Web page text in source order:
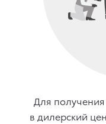
Для
в дилерский